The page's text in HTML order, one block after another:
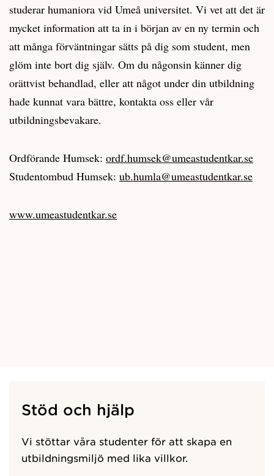
studerar humaniora vid Umeå universitet. Vi vet att det är
mycket information att ta in i början av en ny termin och
att många förväntningar sätts på dig som student, men
glöm inte bort dig själv. Om du någonsin känner dig
orättvist behandlad, eller att något under din utbildning
hade kunnat vara bättre, kontakta oss eller vår
utbildningsbevakare.
Ordförande Humsek: ordf.humsek@umeastudentkar.se
Studentombud Humsek: ub.humla@umeastudentkar.se
www.umeastudentkar.se
Stöd och hjälp
Vi stöttar våra studenter för att skapa en
utbildningsmiljö med lika villkor.